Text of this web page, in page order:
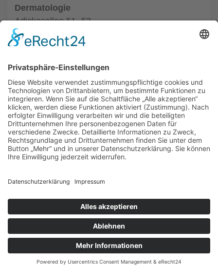
Dermatologie
Adickesallee 51- 53
60322 Frankfurt
Tel.: (069) 95518628
ALLGEMEIN
HAUTÄRZTE
HAUTÄRZTE
HAUTARZT NOTDIENST
© Copyright Mein-Hautarzt.org 2026